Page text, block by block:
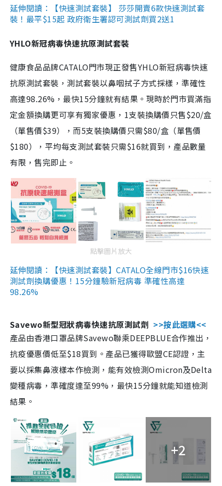
延伸閱讀：【快速測試套裝】 莎莎開賣6款快速測試套
裝！最平$15起 政府衛生署認可測試劑買2送1
YHLO新冠病毒快速抗原測試套裝
健康食品品牌CATALO門市現正發售YHLO新冠病毒快速
抗原測試套裝，測試套裝以鼻咽拭子方式採樣，準確性
高達98.26%，最快15分鐘就有結果。現時於門市買滿指
定金額換購更可享有獨家優惠，1支裝換購價只售$20/盒
（單售價$39），而5支裝換購價只需$80/盒（單售價
$180），平均每支測試套裝只需$16就買到，產品數量
有限，售完即止。
點擊圖片放大
延伸閱讀：【快速測試套裝】CATALO全線門市$16快速
測試劑換購優惠！15分鐘驗新冠病毒 準確性高達
98.26%
Savewo新型冠狀病毒快速抗原測試劑 >>按此選購<<
產品由香港口罩品牌Savewo聯乘DEEPBLUE合作推出，
抗疫優惠價低至$18買到。產品已獲得歐盟CE認證，主
要以採集鼻液樣本作檢測，能有效檢測Omicron及Delta
變種病毒，準確度達至99%，最快15分鐘就能知道檢測
結果。
+2